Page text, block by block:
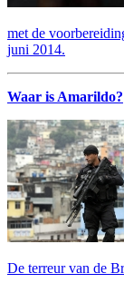
met de
juni 2014.
Waar is Amarildo?
De terreur van de